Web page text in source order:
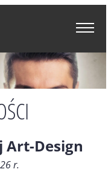
Art-Design
r.